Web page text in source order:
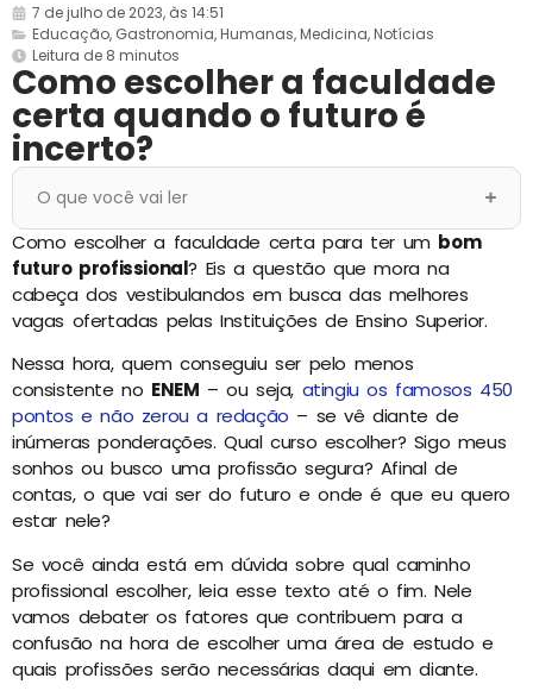
7 de julho de 2023, às 14:51
Educação, Gastronomia,Humanas,Medicina,Notícias
Leitura de 8 minutos
Como escolher a faculdade
certa quando o futuro é
incerto?
O que você vai ler
Como escolher a faculdade certa para ter um bom
futuro profissional? Eis a questão que mora na
cabeça dos vestibulandos em busca das melhores
vagas ofertadas pelas Instituições de Ensino Superior.
Nessa hora, quem conseguiu ser pelo menos
consistente no ENEM – ou seja, atingiu os famosos 450
pontos e não zerou a redação – se vê diante de
inúmeras ponderações. Qual curso escolher? Sigo meus
sonhos ou busco uma profissão segura? Afinal de
contas, o que vai ser do futuro e onde é que eu quero
estar nele?
Se você ainda está em dúvida sobre qual caminho
profissional escolher, leia esse texto até o fim. Nele
vamos debater os fatores que contribuem para a
confusão na hora de escolher uma área de estudo e
quais profissões serão necessárias daqui em diante.